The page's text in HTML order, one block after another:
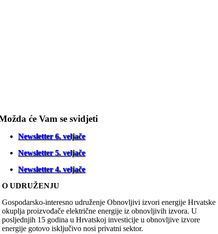
će Vam se svidjeti
Newsletter 6. veljače
Newsletter 5. veljače
Newsletter 4. veljače
O UDRUŽENJU
Gospodarsko-interesno udruženje Obnovljivi izvori energije Hrvatske
okuplja proizvođače električne energije iz obnovljivih izvora. U
posljednjih 15 godina u Hrvatskoj investicije u obnovljive izvore
energije gotovo isključivo nosi privatni sektor.